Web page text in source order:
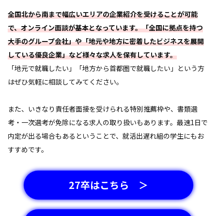
全国北から南まで幅広いエリアの企業紹介を受けることが可能
で、オンライン面談が基本となっています。「全国に拠点を持つ
大手のグループ会社」や「地元や地方に密着したビジネスを展開
している優良企業」など様々な求人を保有しています。
「地元で就職したい」「地方から首都圏で就職したい」という方
はぜひ気軽に相談してみてください。
また、いきなり責任者面接を受けられる特別推薦枠や、書類選
考・一次選考が免除になる求人の取り扱いもあります。最速1日で
内定が出る場合もあるということで、就活出遅れ組の学生にもお
すすめです。
27卒はこちら ＞